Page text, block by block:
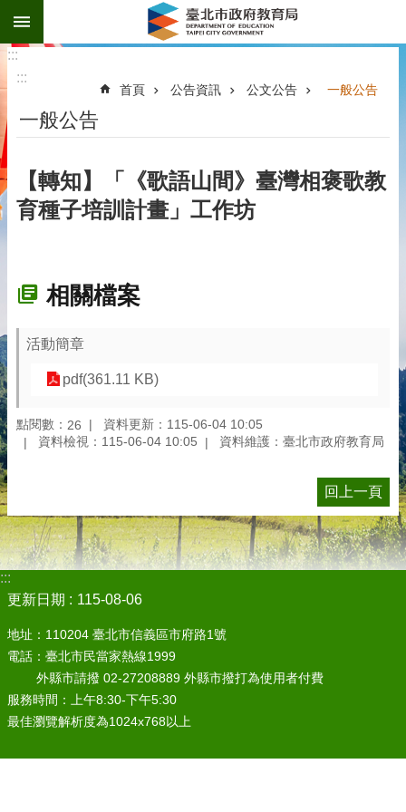
跳到主要內容區塊
:::
:::
首頁 公告資訊 公文公告 一般公告
一般公告
【轉知】「《歌語山間》臺灣相褒歌教
育種子培訓計畫」工作坊
相關檔案
活動簡章
pdf(361.11 KB)
點閱數： 26
資料更新：115-06-04 10:05
資料檢視：115-06-04 10:05
資料維護：臺北市政府教育局
回上一頁
:::
更新日期
115-08-06
地址：110204 臺北市信義區市府路1號
電話：臺北市民當家熱線1999
外縣市請撥 02-27208889 外縣市撥打為使用者付費
服務時間：上午8:30-下午5:30
最佳瀏覽解析度為1024x768以上